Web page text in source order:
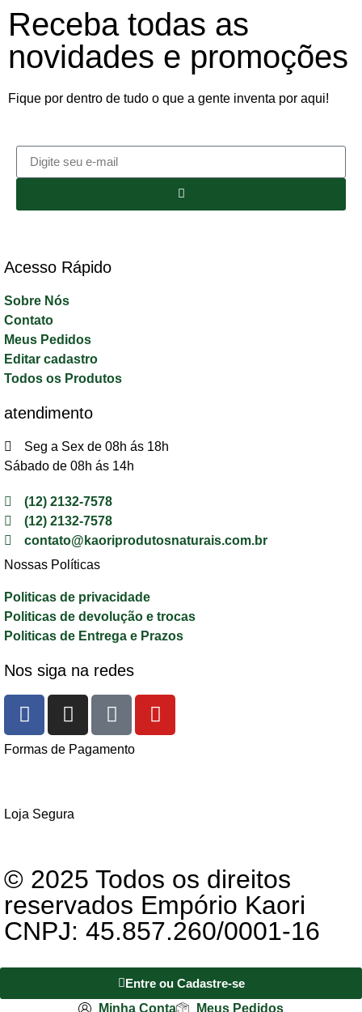
Receba todas as
novidades e promoções
Fique por dentro de tudo o que a gente inventa por aqui!
Acesso Rápido​
Sobre Nós
Contato
Meus Pedidos
Editar cadastro
Todos os Produtos
atendimento
Seg a Sex de 08h ás 18h
Sábado de 08h ás 14h
(12) 2132-7578
(12) 2132-7578
contato@kaoriprodutosnaturais.com.br
Nossas Políticas
Politicas de privacidade
Politicas de devolução e trocas
Politicas de Entrega e Prazos
Nos siga na redes
Formas de Pagamento
Loja Segura
© 2025 Todos os direitos
reservados Empório Kaori
CNPJ: 45.857.260/0001-16
Entre ou Cadastre-se
Minha Conta
Meus Pedidos